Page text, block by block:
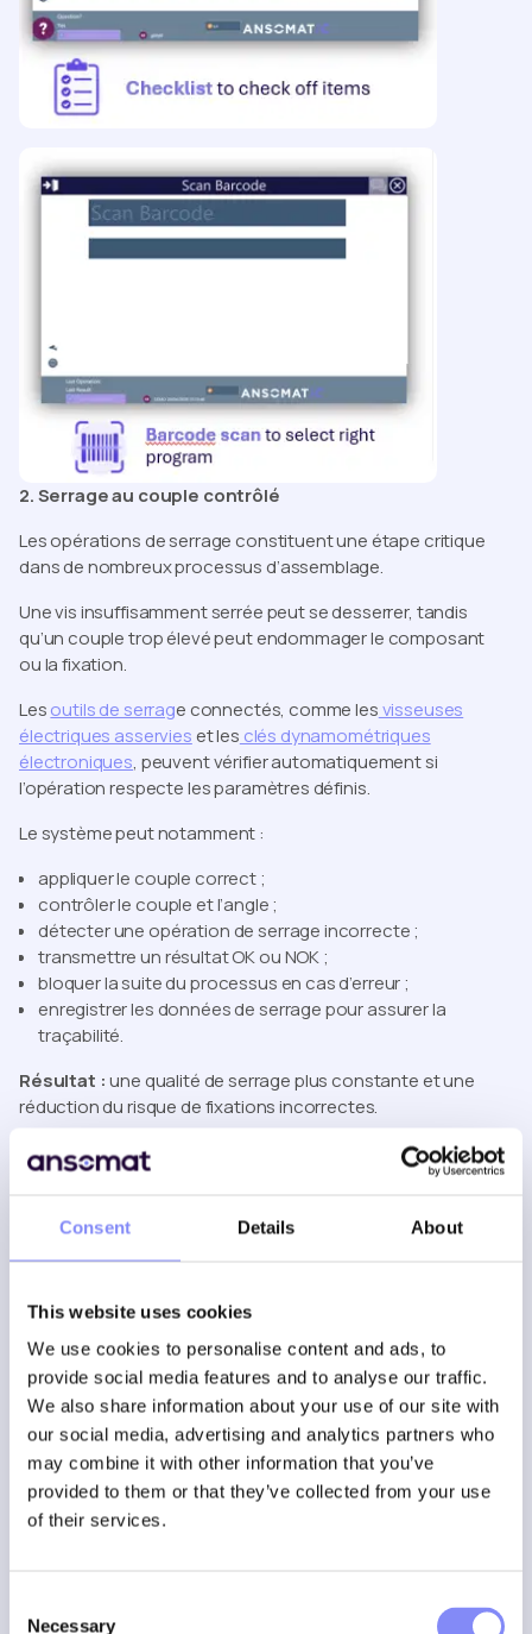
Consent Details About
This website uses cookies
We use cookies to personalise content and ads, to
provide social media features and to analyse our traffic.
We also share information about your use of our site with
our social media, advertising and analytics partners who
may combine it with other information that you’ve
provided to them or that they’ve collected from your use
of their services.
Necessary
2. Serrage au couple contrôlé
Les opérations de serrage constituent une étape critique
dans de nombreux processus d’assemblage.
Une vis insuffisamment serrée peut se desserrer, tandis
qu’un couple trop élevé peut endommager le composant
ou la fixation.
Lesoutils de serrage connectés, comme lesvisseuses
électriques asservies et les clés dynamométriques
électroniques, peuvent vérifier automatiquement si
l’opération respecte les paramètres définis.
Le système peut notamment :
appliquer le couple correct ;
contrôler le couple et l’angle ;
détecter une opération de serrage incorrecte ;
transmettre un résultat OK ou NOK ;
bloquer la suite du processus en cas d’erreur ;
enregistrer les données de serrage pour assurer la
traçabilité.
Résultat :une qualité de serrage plus constante et une
réduction du risque de fixations incorrectes.
3. Gabarits et dispositifs de
positionnement
Les gabarits constituent une forme classique de Poka-Yoke
placée que dans la bonne position ou la bonne orientation.
Par exemple :
une forme asymétrique empêche l’insertion incorrecte
d’un composant ;
des guides garantissent le bon positionnement d’une
pièce ;
un dispositif mécanique empêche l’utilisation d’une